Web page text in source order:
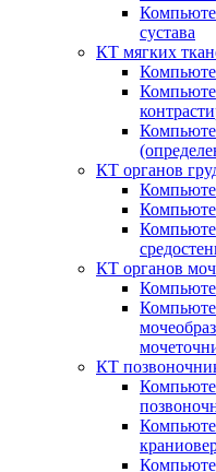
сустава
КТ мягких
КТ органов
КТ органов
КТ